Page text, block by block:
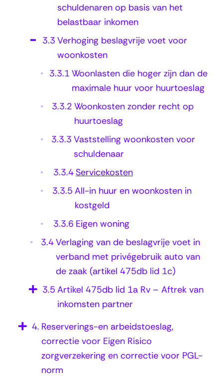
schuldenaren op basis van het
belastbaar inkomen
3.3 Verhoging beslagvrije voet voor
woonkosten
3.3.1Woonlasten die hoger zijn dan de
maximale huur voor huurtoeslag
3.3.2 Woonkosten zonder recht op
huurtoeslag
3.3.3 Vaststelling woonkosten voor
schuldenaar
3.3.4Servicekosten
3.3.5 All-in huur en woonkosten in
kostgeld
3.3.6 Eigen woning
3.4Verlaging van de beslagvrije voet in
verband met privégebruik auto van
de zaak (artikel 475db lid 1c)
3.5 Artikel 475db lid 1a Rv – Aftrek van
inkomsten partner
4. Reserverings-en arbeidstoeslag,
correctie voor Eigen Risico
zorgverzekering en correctie voor PGL-
norm